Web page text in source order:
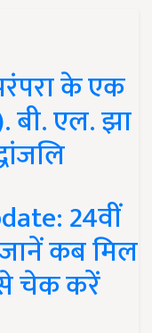
के एक
बी. एल. झा
24वीं
कब मिल
चेक करें